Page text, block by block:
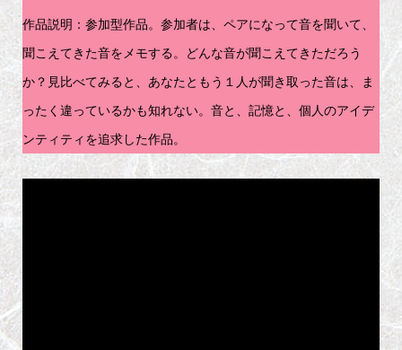
作品説明：参加型作品。参加者は、ペアになって音を聞いて、
聞こえてきた音をメモする。どんな音が聞こえてきただろう
か？見比べてみると、あなたともう１人が聞き取った音は、ま
ったく違っているかも知れない。音と、記憶と、個人のアイデ
ンティティを追求した作品。